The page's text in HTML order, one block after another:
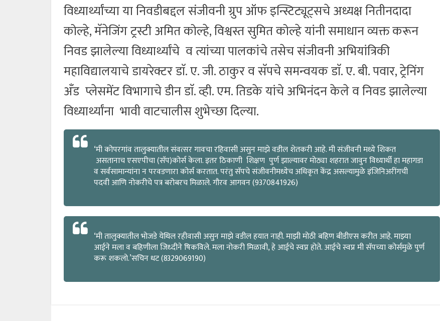
विध्यार्थ्यांच्या या निवडीबद्दल संजीवनी ग्रुप ऑफ इन्स्टिट्यूट्सचे अध्यक्ष नितीनदादा
कोल्हे, मॅनेजिंग ट्रस्टी अमित कोल्हे, विश्वस्त सुमित कोल्हे यांनी समाधान व्यक्त करून
निवड झालेल्या विध्यार्थ्यांचे व त्यांच्या पालकांचे तसेच संजीवनी अभियांत्रिकी
महाविद्यालयाचे डायरेक्टर डाॅ. ए. जी. ठाकुर व सॅपचे समन्वयक डाॅ. ए. बी. पवार, ट्रेनिंग
अँड प्लेसमेंट विभागाचे डीन डाॅ. व्ही. एम. तिडके यांचे अभिनंदन केले व निवड झालेल्या
विध्यार्थ्यांना भावी वाटचालीस शुभेच्छा दिल्या.
‘मी कोपरगांव तालुक्यातील संवत्सर गावचा रहिवासी असुन माझे वडील शेतकरी आहे. मी संजीवनी मध्ये शिकत
असतानाच एसएपीचा (सॅप)कोर्स केला. इतर ठिकाणी शिक्षण पुर्ण झाल्यावर मोठ्या शहरात जावुन विध्यार्थी हा महागडा
व सर्वसामान्यांना न परवडणारा कोर्स करतात. परंतु सॅपचे संजीवनीमध्येच अधिकृत केंद्र असल्यामुळे इंजिनिअरींगची
पदवी आणि नोकरीचे पत्र बरोबरच मिळाले. गौरव आगवन (9370841926)
‘मी तालुक्यातील भोजडे येथिल रहीवासी असुन माझे वडील हयात नाही. माझी मोठी बहिण बीडीएस करीत आहे. माझ्या
आईने मला व बहिणीला जिध्दीने षिकविले. मला नोकरी मिळावी, हे आईचे स्वप्न होते. आईचे स्वप्न मी सॅपच्या कोर्समुळे पुर्ण
करू शकलो.’सचिन धट (8329069190)